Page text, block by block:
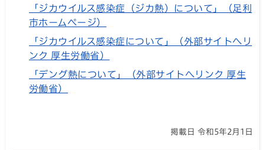
「ジカウイルス感染症（ジカ熱）について」（足利
市ホームページ）
「ジカウイルス感染症について」（外部サイトへリ
ンク 厚生労働省）
「デング熱について」（外部サイトへリンク 厚生
労働省）
掲載日 令和5年2月1日